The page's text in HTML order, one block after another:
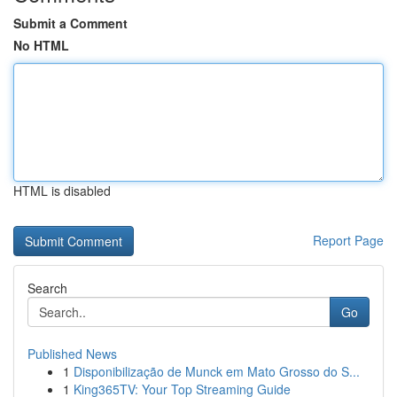
Submit a Comment
No HTML
HTML is disabled
Report Page
Search
Go
Published News
1 Disponibilização de Munck em Mato Grosso do S...
1 King365TV: Your Top Streaming Guide